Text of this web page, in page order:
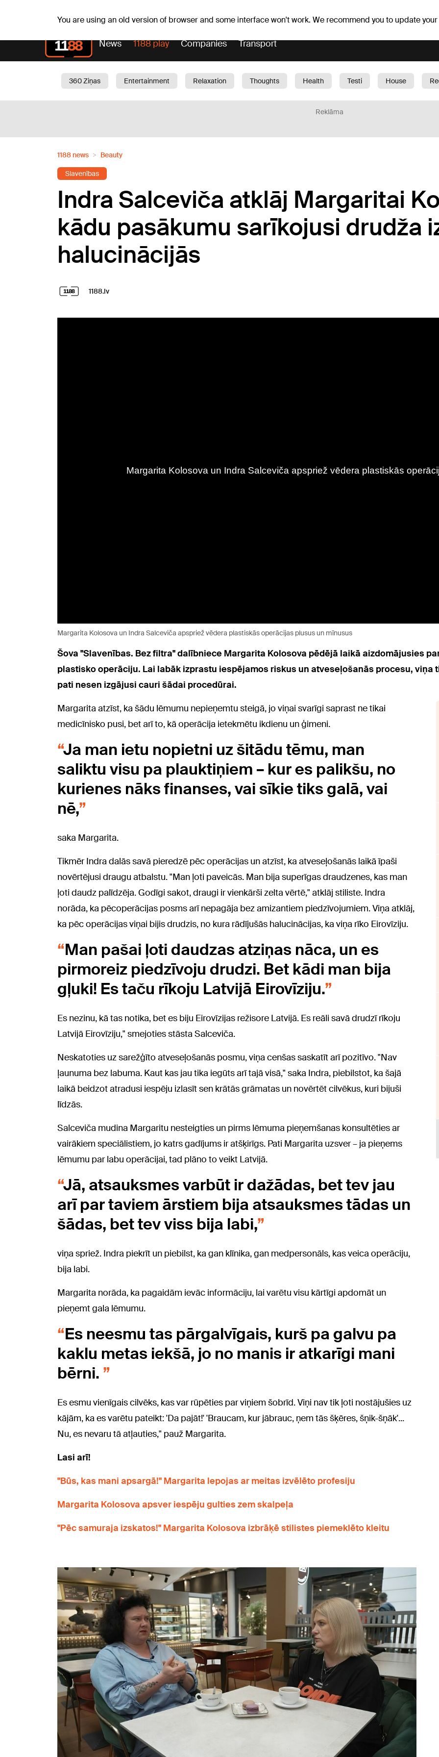
You are using an old version of browser and some interface won't work. We recommend you to update
News 1188 play Companies Transport
360 Ziņas Entertainment Relaxation Thoughts Health Testi House
Reklāma
1188 news Beauty
Slavenības
Indra Salceviča atklāj Margaritai
kādu pasākumu sarīkojusi drudža
halucinācijās
1188.lv
Margarita Kolosova un Indra Salceviča apspriež vēdera plastiskās operācijas plusus un mīnusus
Šova "Slavenības. Bez filtra" dalībniece Margarita Kolosova pēdējā laikā aizdomājusies
plastisko operāciju. Lai labāk izprastu iespējamos riskus un atveseļošanās procesu, viņa
pati nesen izgājusi cauri šādai procedūrai.
Margarita atzīst, ka šādu lēmumu nepieņemtu steigā, jo viņai svarīgi saprast ne tikai
medicīnisko pusi, bet arī to, kā operācija ietekmētu ikdienu un ģimeni.
Ja man ietu nopietni uz šitādu tēmu, man
saliktu visu pa plauktiņiem – kur es palikšu, no
kurienes nāks finanses, vai sīkie tiks galā, vai
nē,
saka Margarita.
Tikmēr Indra dalās savā pieredzē pēc operācijas un atzīst, ka atveseļošanās laikā īpaši
novērtējusi draugu atbalstu. "Man ļoti paveicās. Man bija superīgas draudzenes, kas man
ļoti daudz palīdzēja. Godīgi sakot, draugi ir vienkārši zelta vērtē," atklāj stiliste. Indra
norāda, ka pēcoperācijas posms arī nepagāja bez amizantiem piedzīvojumiem. Viņa atklāj,
ka pēc operācijas viņai bijis drudzis, no kura rādījušās halucinācijas, ka viņa rīko Eirovīziju.
Man pašai ļoti daudzas atziņas nāca, un es
pirmoreiz piedzīvoju drudzi. Bet kādi man bija
gļuki! Es taču rīkoju Latvijā Eirovīziju.
Es nezinu, kā tas notika, bet es biju Eirovīzijas režisore Latvijā. Es reāli savā drudzī rīkoju
Latvijā Eirovīziju," smejoties stāsta Salceviča.
Neskatoties uz sarežģīto atveseļošanās posmu, viņa cenšas saskatīt arī pozitīvo. "Nav
ļaunuma bez labuma. Kaut kas jau tika iegūts arī tajā visā," saka Indra, piebilstot, ka šajā
laikā beidzot atradusi iespēju izlasīt sen krātās grāmatas un novērtēt cilvēkus, kuri bijuši
līdzās.
Salceviča mudina Margaritu nesteigties un pirms lēmuma pieņemšanas konsultēties ar
vairākiem speciālistiem, jo katrs gadījums ir atšķirīgs. Pati Margarita uzsver – ja pieņems
lēmumu par labu operācijai, tad plāno to veikt Latvijā.
Jā, atsauksmes varbūt ir dažādas, bet tev jau
arī par taviem ārstiem bija atsauksmes tādas un
šādas, bet tev viss bija labi,
viņa spriež. Indra piekrīt un piebilst, ka gan klīnika, gan medpersonāls, kas veica operāciju,
bija labi.
Margarita norāda, ka pagaidām ievāc informāciju, lai varētu visu kārtīgi apdomāt un
pieņemt gala lēmumu.
Es neesmu tas pārgalvīgais, kurš pa galvu pa
kaklu metas iekšā, jo no manis ir atkarīgi mani
bērni.
Es esmu vienīgais cilvēks, kas var rūpēties par viņiem šobrīd. Viņi nav tik ļoti nostājušies uz
kājām, ka es varētu pateikt: 'Da pajāt!' 'Braucam, kur jābrauc, ņem tās šķēres, šņik-šņāk'...
Nu, es nevaru tā atļauties," pauž Margarita.
Lasi arī!
"Būs, kas mani apsargā!" Margarita lepojas ar meitas izvēlēto profesiju
Margarita Kolosova apsver iespēju gulties zem skalpeļa
"Pēc samuraja izskatos!" Margarita Kolosova izbrāķē stilistes piemeklēto kleitu